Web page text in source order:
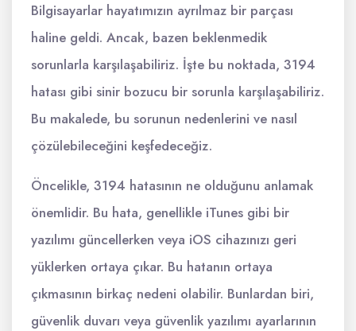
Bilgisayarlar hayatımızın ayrılmaz bir parçası
haline geldi. Ancak, bazen beklenmedik
sorunlarla karşılaşabiliriz. İşte bu noktada, 3194
hatası gibi sinir bozucu bir sorunla karşılaşabiliriz.
Bu makalede, bu sorunun nedenlerini ve nasıl
çözülebileceğini keşfedeceğiz.
Öncelikle, 3194 hatasının ne olduğunu anlamak
önemlidir. Bu hata, genellikle iTunes gibi bir
yazılımı güncellerken veya iOS cihazınızı geri
yüklerken ortaya çıkar. Bu hatanın ortaya
çıkmasının birkaç nedeni olabilir. Bunlardan biri,
güvenlik duvarı veya güvenlik yazılımı ayarlarının